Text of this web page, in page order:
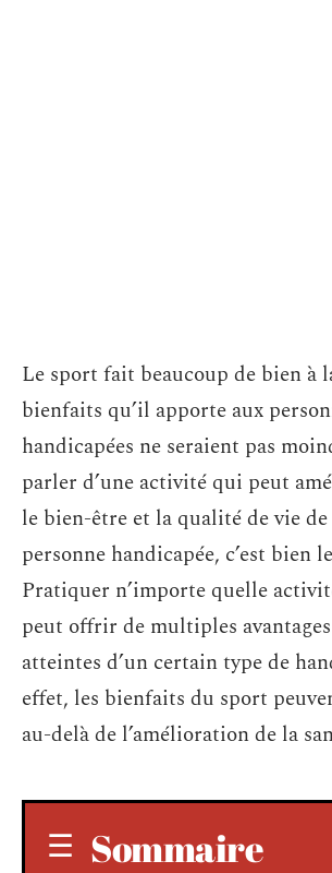
Le sport fait beaucoup de bien à
bienfaits qu’il apporte aux
handicapées ne seraient pas
parler d’une activité qui peut
le bien-être et la qualité de vie
personne handicapée, c’est bien
Pratiquer n’importe quelle
peut offrir de multiples
atteintes d’un certain type de
effet, les bienfaits du sport
au-delà de l’amélioration de la
Sommaire